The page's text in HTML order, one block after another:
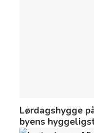
Lørdagshygge
byens